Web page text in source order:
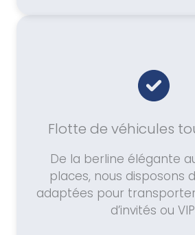
Flotte de véhicules
De la berline élégante
places, nous disposons
adaptées pour
d’invités ou